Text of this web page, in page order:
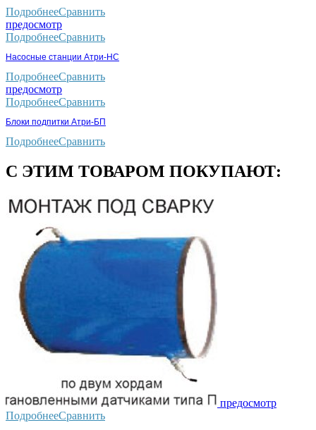
ПодробнееСравнить
предосмотр
ПодробнееСравнить
Насосные станции Атри-НС
ПодробнееСравнить
предосмотр
ПодробнееСравнить
Блоки подпитки Атри-БП
ПодробнееСравнить
С ЭТИМ ТОВАРОМ ПОКУПАЮТ:
предосмотр
ПодробнееСравнить